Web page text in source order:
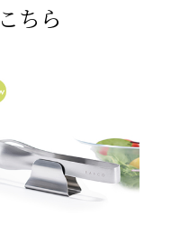
ちら